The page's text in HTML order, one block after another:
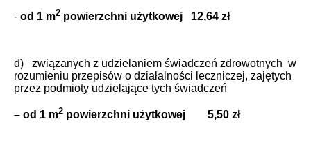
- od 1 m2 powierzchni użytkowej 12,64 zł
d) związanych z udzielaniem świadczeń zdrowotnych w
rozumieniu przepisów o działalności leczniczej, zajętych
przez podmioty udzielające tych świadczeń
– od 1 m2 powierzchni użytkowej 5,50 zł